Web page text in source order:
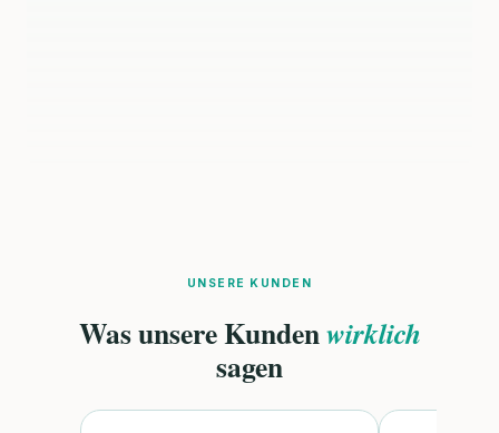
UNSERE KUNDEN
Was unsere Kundenwirklich
sagen